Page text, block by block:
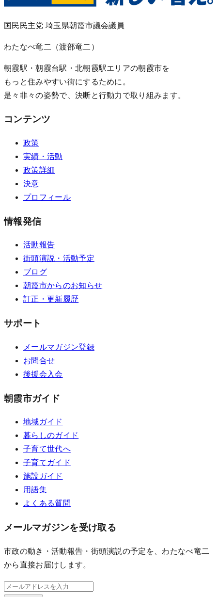
国民民主党 埼玉県朝霞市議会議員
わたなべ竜二 （渡部竜二）
朝霞駅・朝霞台駅・北朝霞駅エリアの朝霞市を
もっと住みやすい街にするために。
是々非々の姿勢で、決断と行動力で取り組みます。
コンテンツ
政策
実績・活動
政策詳細
決意
プロフィール
情報発信
活動報告
街頭演説・活動予定
ブログ
朝霞市からのお知らせ
訂正・更新履歴
サポート
メールマガジン登録
お問合せ
後援会入会
朝霞市ガイド
地域ガイド
暮らしのガイド
子育て世代へ
子育てガイド
施設ガイド
用語集
よくある質問
メールマガジンを受け取る
市政の動き・活動報告・街頭演説の予定を、わたなべ竜二
から直接お届けします。